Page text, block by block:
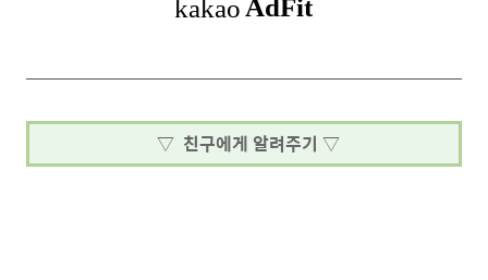
▽ 친구에게 알려주기 ▽